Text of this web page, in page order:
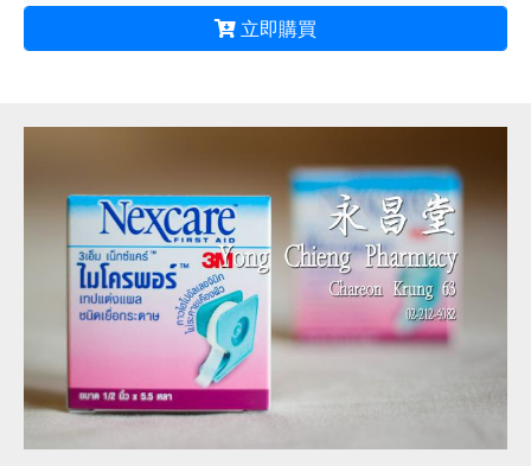
立即購買